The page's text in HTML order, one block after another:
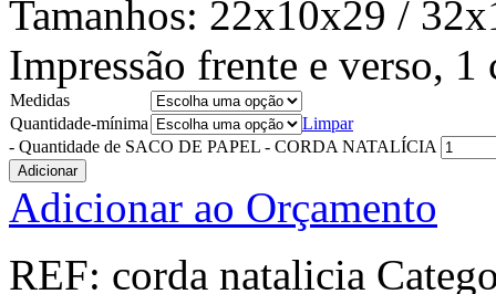
Tamanhos: 22x10x29 /
Impressão frente e verso, 1
Medidas
Quantidade-mínima
Limpar
- Quantidade de SACO DE PAPEL - CORDA NATALÍCIA
Adicionar
Adicionar ao Orçamento
REF: corda natalicia